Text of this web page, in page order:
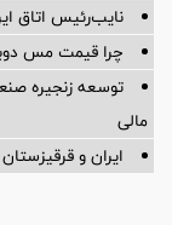
نایب‌رئیس اتاق
چرا قیمت مس دوباره وارد
توسعه زنجیره
مالی
ایران و